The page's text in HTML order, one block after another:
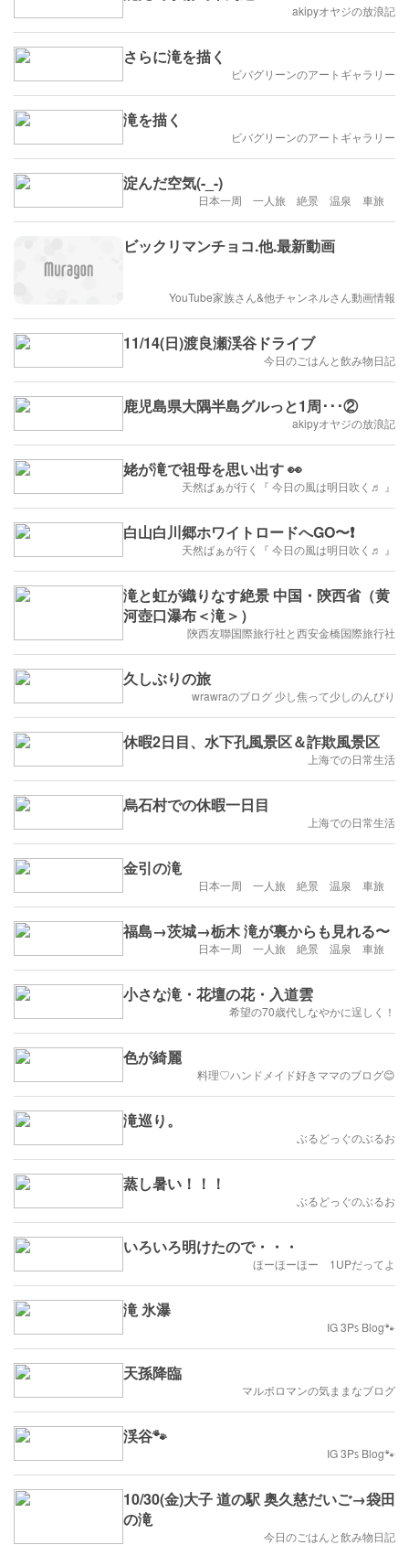
akipyオヤジの放浪記
さらに滝を描く
ビバグリーンのアートギャラリー
滝を描く
ビバグリーンのアートギャラリー
淀んだ空気(-_-)
日本一周 一人旅 絶景 温泉 車旅
ビックリマンチョコ.他.最新動画
YouTube家族さん&他チャンネルさん動画情報
11/14(日)渡良瀬渓谷ドライブ
今日のごはんと飲み物日記
鹿児島県大隅半島グルっと1周･･･②
akipyオヤジの放浪記
姥が滝で祖母を思い出す 👀
天然ばぁが行く『 今日の風は明日吹く♬ 』
白山白川郷ホワイトロードへGO〜❗️
天然ばぁが行く『 今日の風は明日吹く♬ 』
滝と虹が織りなす絶景 中国・陝西省（黄
河壺口瀑布＜滝＞）
陝西友聯国際旅行社と西安金橋国際旅行社
久しぶりの旅
wrawraのブログ 少し焦って少しのんびり
休暇2日目、水下孔風景区＆詐欺風景区
上海での日常生活
烏石村での休暇一日目
上海での日常生活
金引の滝
日本一周 一人旅 絶景 温泉 車旅
福島→茨城→栃木 滝が裏からも見れる〜
日本一周 一人旅 絶景 温泉 車旅
小さな滝・花壇の花・入道雲
希望の70歳代しなやかに逞しく！
色が綺麗
料理♡ハンドメイド好きママのブログ😊
滝巡り。
ぶるどっぐのぶるお
蒸し暑い！！！
ぶるどっぐのぶるお
いろいろ明けたので・・・
ほーほーほー 1UPだってよ
滝 氷瀑
IG 3Pꜱ Blog🐾
天孫降臨
マルボロマンの気ままなブログ
渓谷🐾
IG 3Pꜱ Blog🐾
10/30(金)大子 道の駅 奥久慈だいご→袋田
の滝
今日のごはんと飲み物日記